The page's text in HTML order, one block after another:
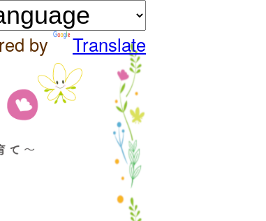
by Translate